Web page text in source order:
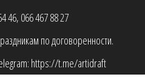
46, 066 467 88 27
по договоренности.
https://t.me/artidraft